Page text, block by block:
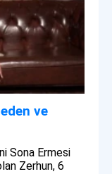
ve
Sona Ermesi
Zerhun, 6